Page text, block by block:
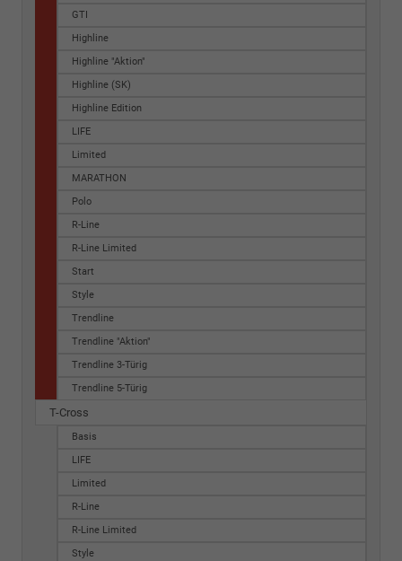
GTI
Highline
Highline "Aktion"
Highline (SK)
Highline Edition
LIFE
Limited
MARATHON
Polo
R-Line
R-Line Limited
Start
Style
Trendline
Trendline "Aktion"
Trendline 3-Türig
Trendline 5-Türig
T-Cross
Basis
LIFE
Limited
R-Line
R-Line Limited
Style